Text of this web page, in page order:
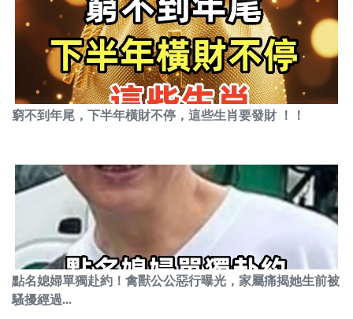
窮不到年尾，下半年橫財不停，這些生肖要發財 ！！
點名媳婦單獨赴約！禽獸公公惡行曝光，家屬痛揭她生前被
騷擾經過...